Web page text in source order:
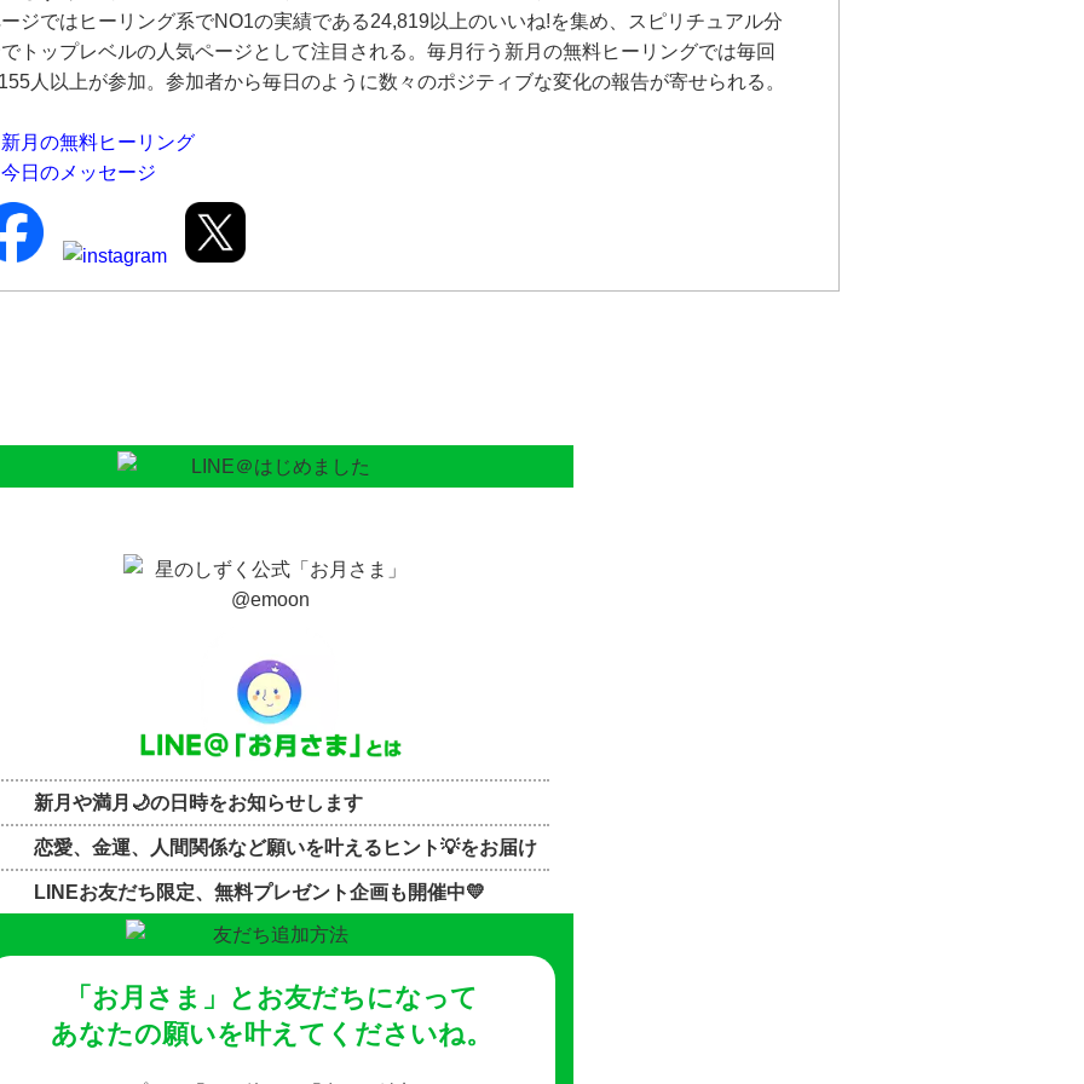
ジではヒーリング系でNO1の実績である24,819以上のいいね!を集め、スピリチュアル分
トップレベルの人気ページとして注目される。毎月行う新月の無料ヒーリングでは毎回
人以上が参加。参加者から毎日のように数々のポジティブな変化の報告が寄せられる。
新月の無料ヒーリング
今日のメッセージ
新月や満月🌙の日時をお知らせします
恋愛、金運、人間関係など願いを叶えるヒント💡をお届け
LINEお友だち限定、無料プレゼント企画も開催中💛
「お月さま」とお友だちになって
あなたの願いを叶えてくださいね。